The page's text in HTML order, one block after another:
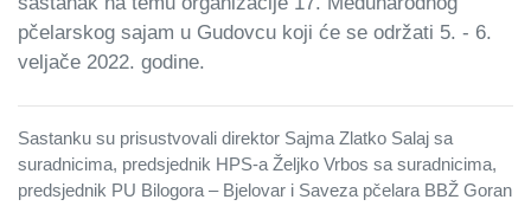
pčelarskog sajam u Gudovcu koji će se održati 5. - 6.
veljače 2022. godine.
Sastanku su prisustvovali direktor Sajma Zlatko Salaj sa
suradnicima, predsjednik HPS-a Željko Vrbos sa suradnicima,
predsjednik PU Bilogora – Bjelovar i Saveza pčelara BBŽ Goran